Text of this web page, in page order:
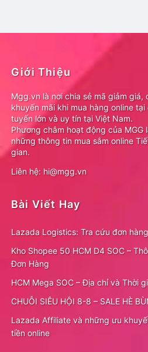
Giới Thiệu
Mgg.vn là nơi chia sẻ mã giảm
khuyến mãi khi mua hàng online
tuyến lớn và uy tín tại Việt Nam.
Phương châm hoạt động của MGG
những thông tin mua sắm online
gian.
Liên hệ: hi@mgg.vn
Bài Viết Hay
Lazada Logistics: Tra cứu đơn
Kho Shopee 50 HCM D4 SOC –
Đơn Hàng
HCM Mega SOC – Địa chỉ và Thời
CHUỖI SIÊU HỘI 8-8 – SALE HÈ
Lazada Affiliate và những ưu
tiền online